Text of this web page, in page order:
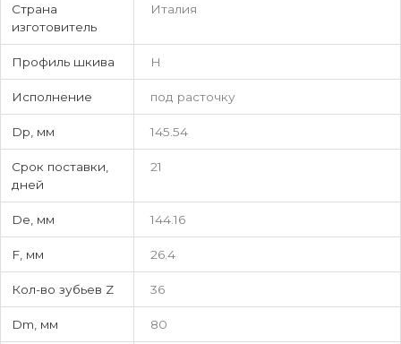
Страна
изготовитель
Италия
Профиль шкива H
Исполнение под расточку
Dp, мм 145.54
Срок поставки,
дней
21
De, мм 144.16
F, мм 26.4
Кол-во зубьев Z 36
Dm, мм 80